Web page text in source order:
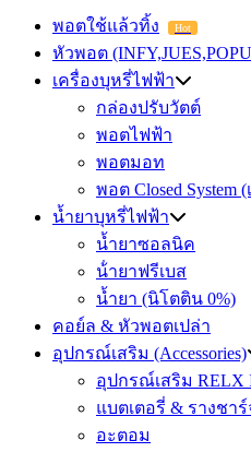
พอตใช้แล้วทิ้ง Hot
หัวพอต
เครื่องบุหรี่ไฟฟ้า
กล่องปรับวัตต์
พอตไฟฟ้า
พอตมอท
พอต Closed System
น้ำยาบุหรี่ไฟฟ้า
น้ำยาซอลนิค
น้ํายาฟรีเบส
น้ำยา (นิโตติน 0%)
คอย์ล & หัวพอตเปล่า
อุปกรณ์เสริม (Accessories)
อุปกรณ์เสริม RELX
แบตเตอรี่ & รางชาร์
อะตอม